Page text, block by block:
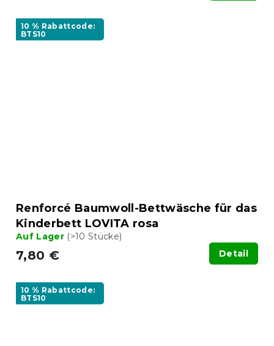
10 % Rabattcode:
BTS10
Renforcé Baumwoll-Bettwäsche für das
Kinderbett LOVITA rosa
Auf Lager (>10 Stücke)
7,80 € Detail
10 % Rabattcode:
BTS10